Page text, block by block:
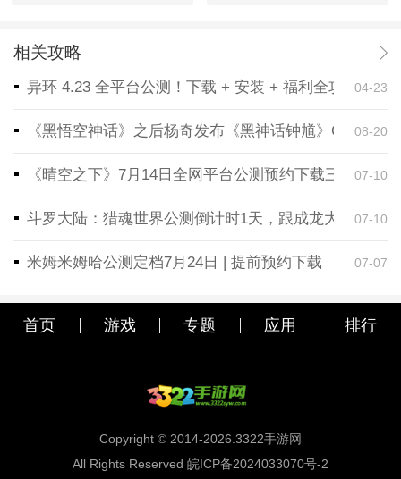
相关攻略
异环 4.23 全平台公测！下载 + 安装 + 福利全攻略，一
04-23
《黑悟空神话》之后杨奇发布《黑神话钟馗》CG！预
08-20
《晴空之下》7月14日全网平台公测预约下载三端同步
07-10
斗罗大陆：猎魂世界公测倒计时1天，跟成龙大哥一起
07-10
米姆米姆哈公测定档7月24日 | 提前预约下载 07-07
首页 游戏 专题 应用 排行
Copyright © 2014-2026.3322手游网
All Rights Reserved 皖ICP备2024033070号-2